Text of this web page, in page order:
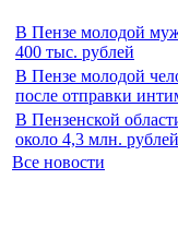
В Пензе молодой
400 тыс. рублей
В Пензе молодой
после отправки
В Пензенской
около 4,3 млн. рублей
Все новости